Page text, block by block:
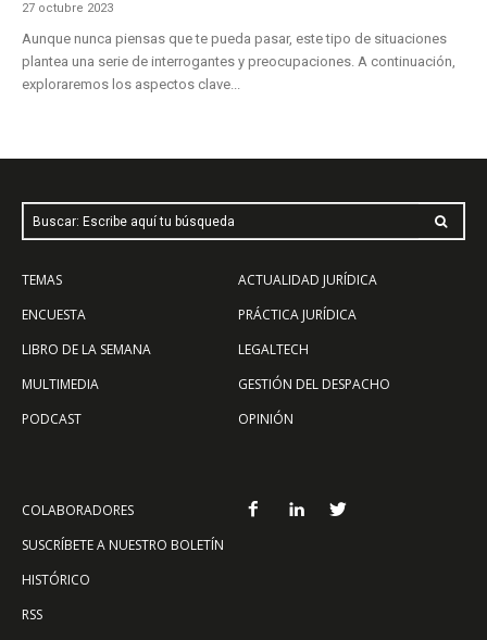
27 octubre 2023
Aunque nunca piensas que te pueda pasar, este tipo de situaciones
plantea una serie de interrogantes y preocupaciones. A continuación,
exploraremos los aspectos clave...
Buscar: Escribe aquí tu búsqueda
TEMAS
ENCUESTA
LIBRO DE LA SEMANA
MULTIMEDIA
PODCAST
ACTUALIDAD JURÍDICA
PRÁCTICA JURÍDICA
LEGALTECH
GESTIÓN DEL DESPACHO
OPINIÓN
COLABORADORES
SUSCRÍBETE A NUESTRO BOLETÍN
HISTÓRICO
RSS